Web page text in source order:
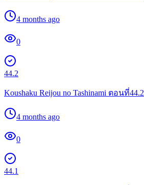
4 months ago
0
44.2
Koushaku Reijou no Tashinami ตอนที่44.2
4 months ago
0
44.1